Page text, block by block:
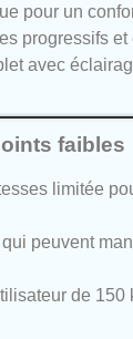
pour un
progressifs et
avec
faibles
limitée
peuvent
de 150